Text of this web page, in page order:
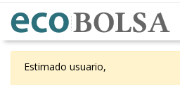
Estimado usuario,